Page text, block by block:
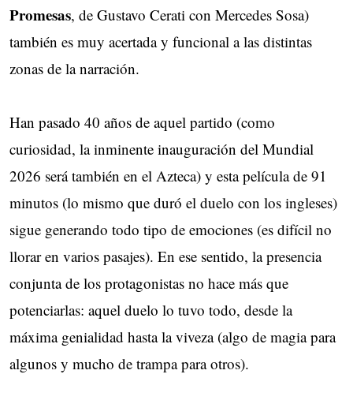
Promesas, de Gustavo Cerati con Mercedes Sosa)
también es muy acertada y funcional a las distintas
zonas de la narración.
Han pasado 40 años de aquel partido (como
curiosidad, la inminente inauguración del Mundial
2026 será también en el Azteca) y esta película de 91
minutos (lo mismo que duró el duelo con los ingleses)
sigue generando todo tipo de emociones (es difícil no
llorar en varios pasajes). En ese sentido, la presencia
conjunta de los protagonistas no hace más que
potenciarlas: aquel duelo lo tuvo todo, desde la
máxima genialidad hasta la viveza (algo de magia para
algunos y mucho de trampa para otros).